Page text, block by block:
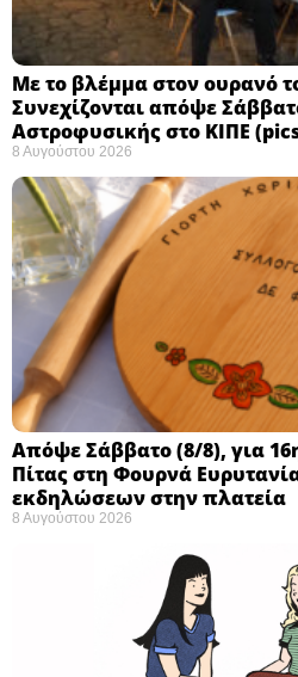
Με το βλέμμα στον ουρανό
Συνεχίζονται απόψε
Αστροφυσικής στο ΚΙΠΕ
8 Αυγούστου 2026
Απόψε Σάββατο (8/8), για
Πίτας στη Φουρνά
εκδηλώσεων στην πλατεία
8 Αυγούστου 2026